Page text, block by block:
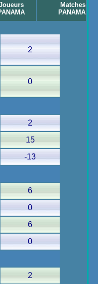
Matches
PANAMA
2
0
2
15
-13
6
0
6
0
2